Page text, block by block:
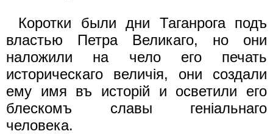
Коротки были дни Таганрога подъ
властью Петра Великаго, но они
наложили на чело его печать
историческаго величiя, они создали
ему имя въ исторiй и осветили его
блескомъ славы генiальнаго
человека.